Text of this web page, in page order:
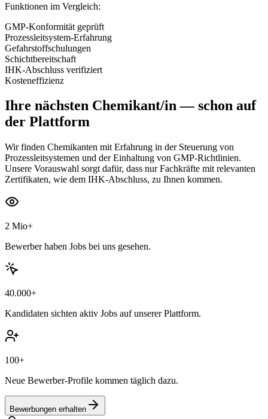
Funktionen im Vergleich:
GMP-Konformität geprüft
Prozessleitsystem-Erfahrung
Gefahrstoffschulungen
Schichtbereitschaft
IHK-Abschluss verifiziert
Kosteneffizienz
Ihre nächsten Chemikant/in— schon auf
der Plattform
Wir finden Chemikanten mit Erfahrung in der Steuerung von
Prozessleitsystemen und der Einhaltung von GMP-Richtlinien.
Unsere Vorauswahl sorgt dafür, dass nur Fachkräfte mit relevanten
Zertifikaten, wie dem IHK-Abschluss, zu Ihnen kommen.
2 Mio+
Bewerber haben Jobs bei uns gesehen.
40.000+
Kandidaten sichten aktiv Jobs auf unserer Plattform.
100+
Neue Bewerber-Profile kommen täglich dazu.
Bewerbungen erhalten